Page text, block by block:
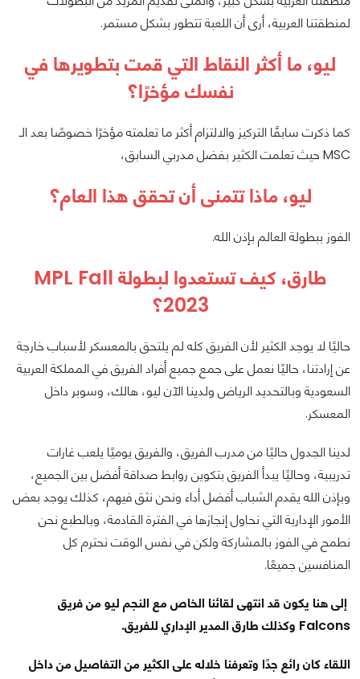
لمنطقتنا العربية، أرى أن اللعبة تتطور بشكل مستمر.
ليو، ما أكثر النقاط التي قمت بتطويرها في
نفسك مؤخرًا؟
كما ذكرت سابقًا التركيز والالتزام أكثر ما تعلمته مؤخرًا خصوصًا بعد الـ
MSC حيث تعلمت الكثير بفضل مدربي السابق،
ليو، ماذا تتمنى أن تحقق هذا العام؟
الفوز ببطولة العالم بإذن الله.
طارق، كيف تستعدوا لبطولة MPL Fall
2023؟
حاليًا لا يوجد الكثير لأن الفريق كله لم يلتحق بالمعسكر لأسباب خارجة
عن إرادتنا، حاليًا نعمل على جمع جميع أفراد الفريق في المملكة العربية
السعودية وبالتحديد الرياض ولدينا الآن ليو، هالك، وسوبر داخل
المعسكر.
لدينا الجدول حاليًا من مدرب الفريق، والفريق يوميًا يلعب غارات
تدريبية، وحاليًا يبدأ الفريق بتكوين روابط صداقة أفضل بين الجميع،
وبإذن الله يقدم الشباب أفضل أداء ونحن نثق فيهم، كذلك يوجد بعض
الأمور الإدارية التي نحاول إنجازها في الفترة القادمة، وبالطبع نحن
نطمح في الفوز بالمشاركة ولكن في نفس الوقت نحترم كل
المنافسين جميعًا.
إلى هنا يكون قد انتهى لقائنا الخاص مع النجم ليو من فريق
Falcons وكذلك طارق المدير الإداري للفريق.
اللقاء كان رائع جدًا وتعرفنا خلاله على الكثير من التفاصيل من داخل